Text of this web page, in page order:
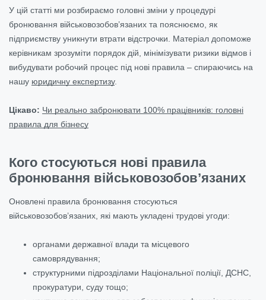
У цій статті ми розбираємо головні зміни у процедурі
бронювання військовозобов’язаних та пояснюємо, як
підприємству уникнути втрати відстрочки. Матеріал допоможе
керівникам зрозуміти порядок дій, мінімізувати ризики відмов і
вибудувати робочий процес під нові правила – спираючись на
нашу юридичну експертизу.
Цікаво: Чи реально забронювати 100% працівників: головні
правила для бізнесу
Кого стосуються нові правила
бронювання військовозобов’язаних
Оновлені правила бронювання стосуються
військовозобов’язаних, які мають укладені трудові угоди:
органами державної влади та місцевого
самоврядування;
структурними підрозділами Національної поліції, ДСНС,
прокуратури, суду тощо;